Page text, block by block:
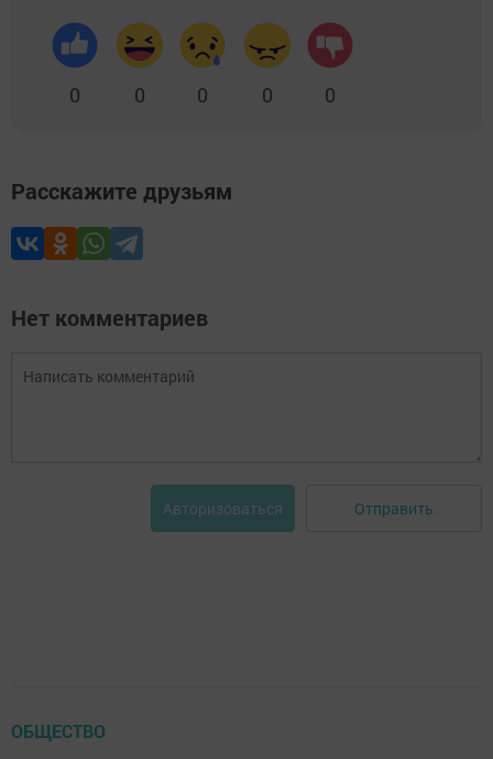
0 0 0 0 0
Расскажите друзьям
Нет комментариев
Авторизоваться Отправить
ОБЩЕСТВО